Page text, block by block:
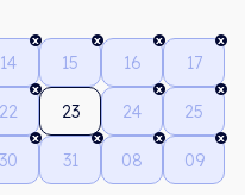
14 15 16 17
22 23 24 25
30 31 08 09